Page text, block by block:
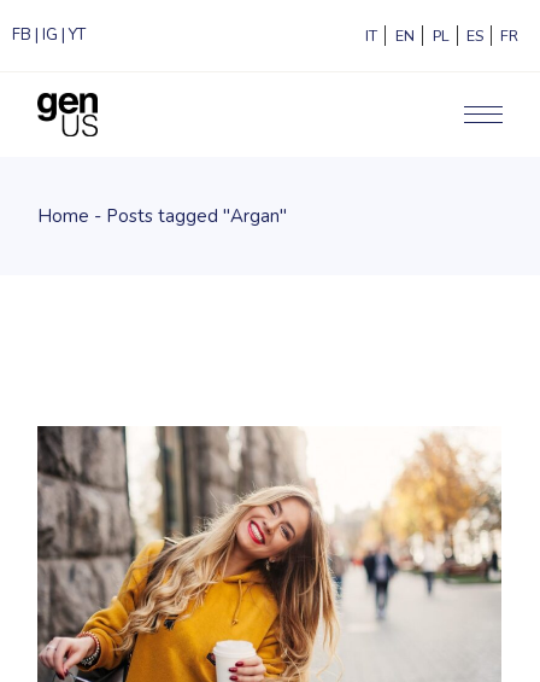
FB | IG |YT ITALIANOENGLISHPOLSKI
Home Posts tagged "Argan"